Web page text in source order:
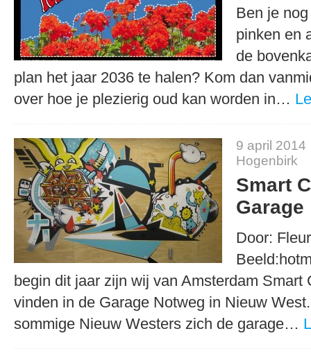
Ben je
pinken en
de
plan het jaar 2036 te halen? Kom dan
over hoe je plezierig oud kan worden in…
9 april 2014
Hogenbirk
Smart
Garage
Door:
begin dit jaar zijn wij van Amsterdam Smart
vinden in de Garage Notweg in Nieuw
sommige Nieuw Westers zich de garage…